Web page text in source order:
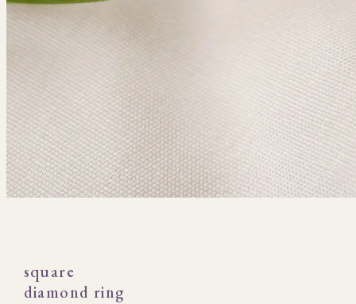
square
diamond ring